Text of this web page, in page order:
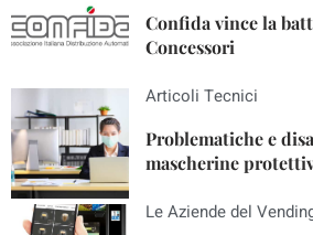
Confida vince la
Concessori
Articoli Tecnici
Problematiche e
mascherine
Le Aziende del